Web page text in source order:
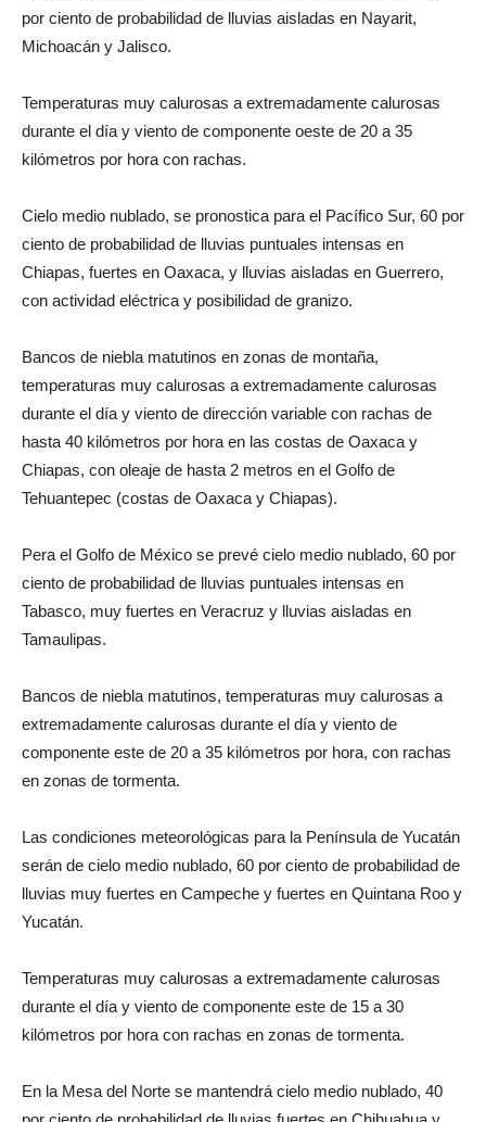
por ciento de probabilidad de lluvias aisladas en Nayarit,
Michoacán y Jalisco.
Temperaturas muy calurosas a extremadamente calurosas
durante el día y viento de componente oeste de 20 a 35
kilómetros por hora con rachas.
Cielo medio nublado, se pronostica para el Pacífico Sur, 60 por
ciento de probabilidad de lluvias puntuales intensas en
Chiapas, fuertes en Oaxaca, y lluvias aisladas en Guerrero,
con actividad eléctrica y posibilidad de granizo.
Bancos de niebla matutinos en zonas de montaña,
temperaturas muy calurosas a extremadamente calurosas
durante el día y viento de dirección variable con rachas de
hasta 40 kilómetros por hora en las costas de Oaxaca y
Chiapas, con oleaje de hasta 2 metros en el Golfo de
Tehuantepec (costas de Oaxaca y Chiapas).
Pera el Golfo de México se prevé cielo medio nublado, 60 por
ciento de probabilidad de lluvias puntuales intensas en
Tabasco, muy fuertes en Veracruz y lluvias aisladas en
Tamaulipas.
Bancos de niebla matutinos, temperaturas muy calurosas a
extremadamente calurosas durante el día y viento de
componente este de 20 a 35 kilómetros por hora, con rachas
en zonas de tormenta.
Las condiciones meteorológicas para la Península de Yucatán
serán de cielo medio nublado, 60 por ciento de probabilidad de
lluvias muy fuertes en Campeche y fuertes en Quintana Roo y
Yucatán.
Temperaturas muy calurosas a extremadamente calurosas
durante el día y viento de componente este de 15 a 30
kilómetros por hora con rachas en zonas de tormenta.
En la Mesa del Norte se mantendrá cielo medio nublado, 40